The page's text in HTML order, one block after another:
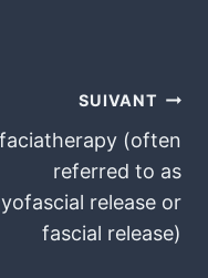
SUIVANT
faciatherapy (often
referred to as
release or
fascial release)